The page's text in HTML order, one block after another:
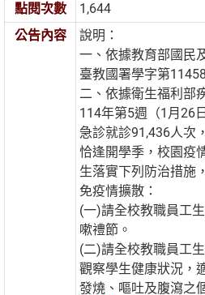
點閱次數
1,644
公告內容
說明：
一、依據教育部國民
臺教國署學字第
二、依據衛生福利部
114年第5週（1月26
急診就診91,436人次
恰逢開學季，校園疫
生落實下列防治措施
免疫情擴散：
(一)請全校教職員工
嗽禮節。
(二)請全校教職員工
觀察學生健康狀況，
發燒、嘔吐及腹瀉之